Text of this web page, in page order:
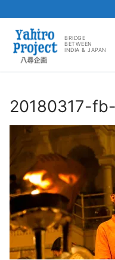
BRIDGE
BETWEEN
INDIA & JAPAN
20180317-